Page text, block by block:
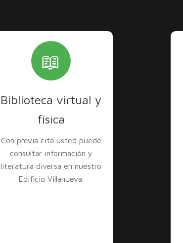
📖
Biblioteca virtual y
física
Con previa cita usted puede
consultar información y
literatura diversa en nuestro
Edificio Villanueva.